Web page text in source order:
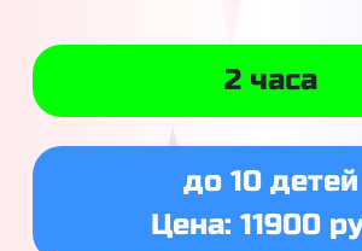
2 часа
до 10 детей
Цена: 11900